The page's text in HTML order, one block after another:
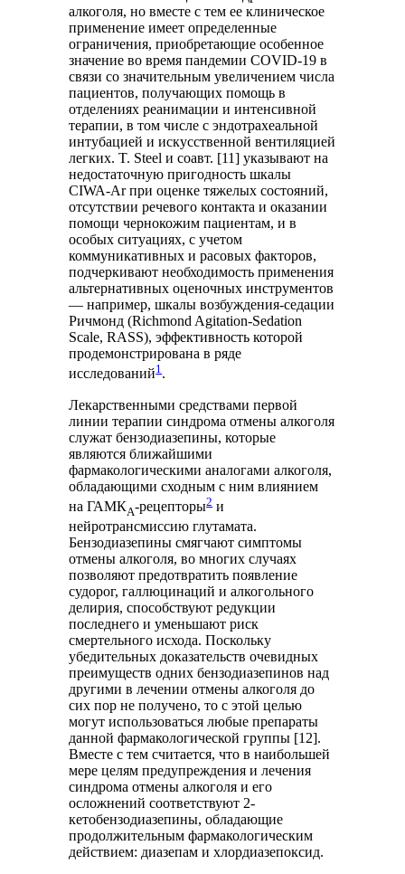
алкоголя, но вместе с тем ее клиническое
применение имеет определенные
ограничения, приобретающие особенное
значение во время пандемии COVID-19 в
связи со значительным увеличением числа
пациентов, получающих помощь в
отделениях реанимации и интенсивной
терапии, в том числе с эндотрахеальной
интубацией и искусственной вентиляцией
легких. T. Steel и соавт. [11] указывают на
недостаточную пригодность шкалы
CIWA-Ar при оценке тяжелых состояний,
отсутствии речевого контакта и оказании
помощи чернокожим пациентам, и в
особых ситуациях, с учетом
коммуникативных и расовых факторов,
подчеркивают необходимость применения
альтернативных оценочных инструментов
— например, шкалы возбуждения-седации
Ричмонд (Richmond Agitation-Sedation
Scale, RASS), эффективность которой
продемонстрирована в ряде
исследований1.
Лекарственными средствами первой
линии терапии синдрома отмены алкоголя
служат бензодиазепины, которые
являются ближайшими
фармакологическими аналогами алкоголя,
обладающими сходным с ним влиянием
на ГАМКА-рецепторы2и
нейротрансмиссию глутамата.
Бензодиазепины смягчают симптомы
отмены алкоголя, во многих случаях
позволяют предотвратить появление
судорог, галлюцинаций и алкогольного
делирия, способствуют редукции
последнего и уменьшают риск
смертельного исхода. Поскольку
убедительных доказательств очевидных
преимуществ одних бензодиазепинов над
другими в лечении отмены алкоголя до
сих пор не получено, то с этой целью
могут использоваться любые препараты
данной фармакологической группы [12].
Вместе с тем считается, что в наибольшей
мере целям предупреждения и лечения
синдрома отмены алкоголя и его
осложнений соответствуют 2-
кетобензодиазепины, обладающие
продолжительным фармакологическим
действием: диазепам и хлордиазепоксид.